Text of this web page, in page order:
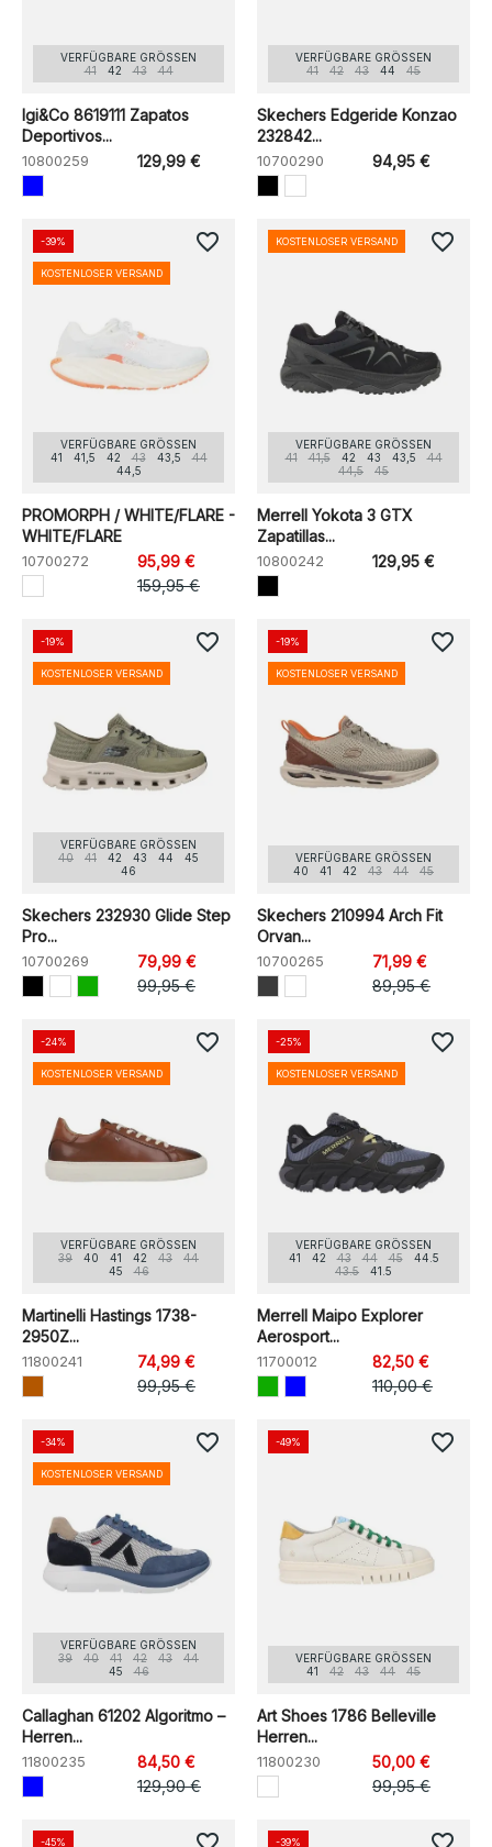
VERFÜGBARE GRÖSSEN
41
42 43 44
Igi&Co 8619111 Zapatos
Deportivos...
10800259 129,99 €
VERFÜGBARE GRÖSSEN
41
42 43 44 45
Skechers Edgeride Konzao
232842...
10700290 94,95 €
VERFÜGBARE GRÖSSEN
41
41,5 42 43 43,5
44
44,5
PROMORPH / WHITE/FLARE -
WHITE/FLARE
10700272
95,99 €
159,95 €
-39%
KOSTENLOSER VERSAND
favorite_border
VERFÜGBARE GRÖSSEN
41
41,5 42 43 43,5
44
44,5
45
Merrell Yokota 3 GTX
Zapatillas...
10800242 129,95 €
KOSTENLOSER VERSAND favorite_border
VERFÜGBARE GRÖSSEN
40
41 42 43 44
45
46
Skechers 232930 Glide Step
Pro...
10700269
79,99 €
99,95 €
-19%
KOSTENLOSER VERSAND
favorite_border
VERFÜGBARE GRÖSSEN
40
41 42 43 44 45
Skechers 210994 Arch Fit
Orvan...
10700265
71,99 €
89,95 €
-19%
KOSTENLOSER VERSAND
favorite_border
VERFÜGBARE GRÖSSEN
39
40 41 42 43
44
45
46
Martinelli Hastings 1738-
2950Z...
11800241
74,99 €
99,95 €
-24%
KOSTENLOSER VERSAND
favorite_border
VERFÜGBARE GRÖSSEN
41
42 43 44 45
44.5
43.5
41.5
Merrell Maipo Explorer
Aerosport...
11700012
82,50 €
110,00 €
-25%
KOSTENLOSER VERSAND
favorite_border
VERFÜGBARE GRÖSSEN
39
40 41 42 43
44
45
46
Callaghan 61202 Algoritmo –
Herren...
11800235
84,50 €
129,90 €
-34%
KOSTENLOSER VERSAND
favorite_border
VERFÜGBARE GRÖSSEN
41
42 43 44 45
Art Shoes 1786 Belleville
Herren...
11800230
50,00 €
99,95 €
-49% favorite_border
-45% -39%